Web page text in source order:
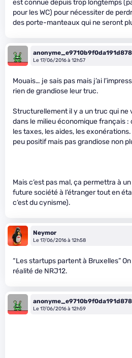
est connue depuis trop longtemps
pour les WC) pour nécessiter de
des porte-manteaux qui ne seront
Le 17/06/2016 à 12h57
Mouais… je sais pas mais j’ai
rien de grandiose leur truc.
Structurellement il y a un truc qui ne
dans le milieu économique français :
les taxes, les aides, les
peu positif mais pas grandiose non
Mais c’est pas mal, ça permettra à
future société à l’étranger tout en
c’est du cynisme).
Neymor
Le 17/06/2016 à 12h58
“Les startups partent à Bruxelles”
réalité de NRJ12.
Le 17/06/2016 à 12h59